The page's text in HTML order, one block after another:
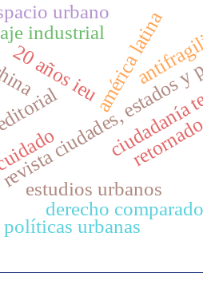
ciudades,
estudios urbanos
20 años ieuamérica latina
industrial
urbano
derecho
políticas urbanas